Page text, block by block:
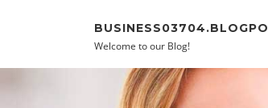
Welcome to our Blog!